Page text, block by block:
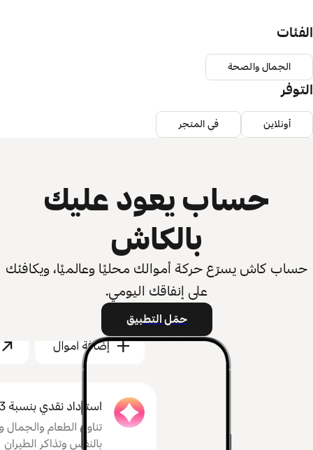
الفئات
الجمال والصحة
التوفر
أونلاين في المتجر
حساب يعود عليك
بالكاش
حساب كاش يسرّع حركة أموالك محليًا وعالميًا، ويكافئك
على إنفاقك اليومي.
حمّل التطبيق